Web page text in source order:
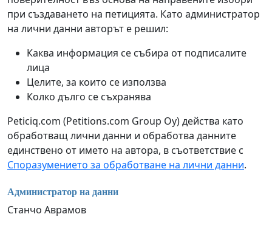
при създаването на петицията. Като администратор
на лични данни авторът е решил:
Каква информация се събира от подписалите
лица
Целите, за които се използва
Колко дълго се съхранява
Peticiq.com (Petitions.com Group Oy) действа като
обработващ лични данни и обработва данните
единствено от името на автора, в съответствие с
Споразумението за обработване на лични данни.
Администратор на данни
Станчо Аврамов